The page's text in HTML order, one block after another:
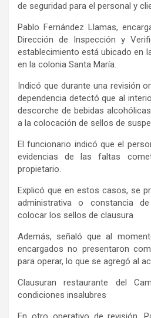
de seguridad para el personal y
Pablo Fernández Llamas,
Dirección de Inspección y
establecimiento estáubicado en
en la colonia Santa María.
Indicó que durante una revisión
dependencia detectóqueal
descorche de bebidas
a la colocación de sellos de
El funcionario indicó que el
evidenciasde las faltas
propietario.
Explicó que en estos casos, se
administrativa o constancia
colocar los sellos de clausura
Además, señaló que a l
encargados no presentaron
para operar, lo que se agregó al
C lausuran restaurante del
condiciones insalubres